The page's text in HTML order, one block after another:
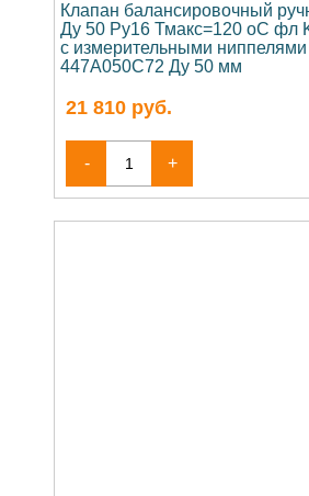
Клапан балансировочный
Ду 50 Ру16 Тмакс=120 оС фл
с измерительными
447A050C72 Ду 50 мм
21 810 руб.
- +